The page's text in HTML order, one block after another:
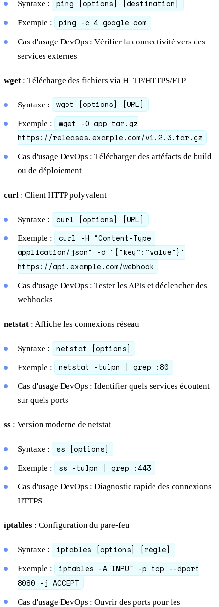
Syntaxe : ping [options] [destination]
Exemple : ping -c 4 google.com
Cas d'usage DevOps : Vérifier la connectivité vers des
services externes
wget : Télécharge des fichiers via HTTP/HTTPS/FTP
Syntaxe : wget [options] [URL]
Exemple :
wget -O app.tar.gz
https://releases.example.com/v1.2.3.tar.gz
Cas d'usage DevOps : Télécharger des artéfacts de build
ou de déploiement
curl : Client HTTP polyvalent
Syntaxe : curl [options] [URL]
Exemple :
curl -H "Content-Type:
application/json" -d '{"key":"value"}'
https://api.example.com/webhook
Cas d'usage DevOps : Tester les APIs et déclencher des
webhooks
netstat : Affiche les connexions réseau
Syntaxe : netstat [options]
Exemple : netstat -tulpn | grep :80
Cas d'usage DevOps : Identifier quels services écoutent
sur quels ports
ss : Version moderne de netstat
Syntaxe : ss [options]
Exemple : ss -tulpn | grep :443
Cas d'usage DevOps : Diagnostic rapide des connexions
HTTPS
iptables : Configuration du pare-feu
Syntaxe : iptables [options] [règle]
Exemple :
iptables -A INPUT -p tcp --dport
8080 -j ACCEPT
Cas d'usage DevOps : Ouvrir des ports pour les